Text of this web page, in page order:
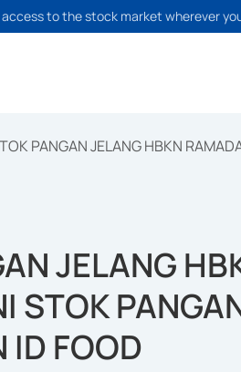
to the stock market wherever
PANGAN JELANG HBKN
JELANG
STOK
ID FOOD